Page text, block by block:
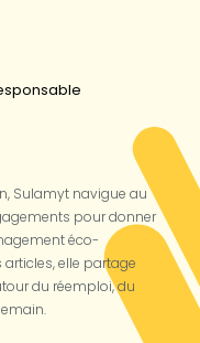
Sulamyt navigue au
pour donner
éco-
elle partage
du réemploi, du